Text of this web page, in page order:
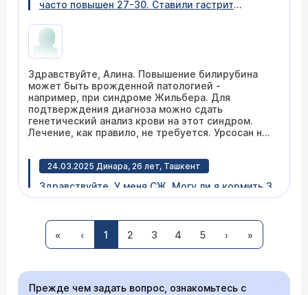
часто повышен 27-30. Ставили гастрит
хеликобактер. Пролечила. А вот билирубин
всегда держится в пределах 27.
Проконсультируйте, пожалуйста, по этому
пить именного его ?
Здравствуйте, Алина. Повышение билирубина
может быть врожденной патологией -
например, при синдроме Жильбера. Для
подтверждения диагноза можно сдать
генетический анализ крови на этот синдром.
Лечение, как правило, не требуется. Урсосан не
24.03.2025 Динара, 26 лет, Ташкент
Здравствуйте. У меня СЖ. Могу ли я кормить 3
месячного ребёнка, если повышенный
Врач — гепатолог Игнатова Татьяна
Михайловна
« ‹ 1 2 3 4 5 › »
Прежде чем задать вопрос, ознакомьтесь с